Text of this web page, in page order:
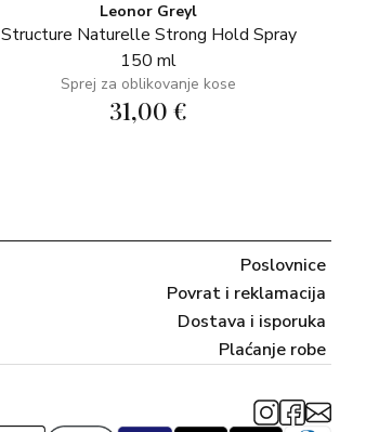
Leonor Greyl
Structure Naturelle Strong Hold Spray
150 ml
Sprej za oblikovanje kose
31,00 €
Poslovnice
Povrat i reklamacija
Dostava i isporuka
Plaćanje robe